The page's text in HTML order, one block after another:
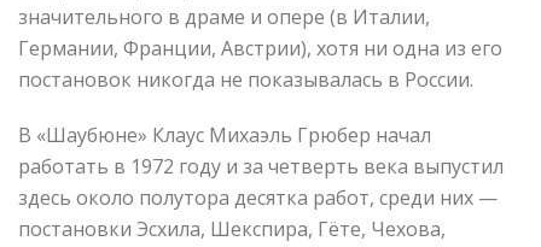
значительного в драме и опере (в Италии,
Германии, Франции, Австрии), хотя ни одна из его
постановок никогда не показывалась в России.
В «Шаубюне» Клаус Михаэль Грюбер начал
работать в 1972 году и за четверть века выпустил
здесь около полутора десятка работ, среди них —
постановки Эсхила, Шекспира, Гёте, Чехова,